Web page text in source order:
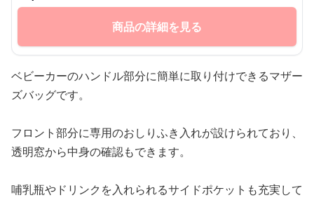
商品の詳細を見る
ベビーカーのハンドル部分に簡単に取り付けできるマザー
ズバッグです。
フロント部分に専用のおしりふき入れが設けられており、
透明窓から中身の確認もできます。
哺乳瓶やドリンクを入れられるサイドポケットも充実して